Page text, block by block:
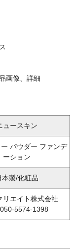
画像、詳細
ュースキン
パウダー ファンデ
ーション
本製/化粧品
リエイト株式会社
5574-1398